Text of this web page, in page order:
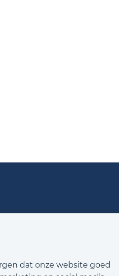
dat onze website goed